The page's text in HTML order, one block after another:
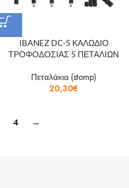
IBANEZ DC-5 ΚΑΛΩΔΙΟ
ΤΡΟΦΟΔΟΣΙΑΣ 5 ΠΕΤΑΛΙΩΝ
Πεταλάκια (stomp)
20,30€
4 →